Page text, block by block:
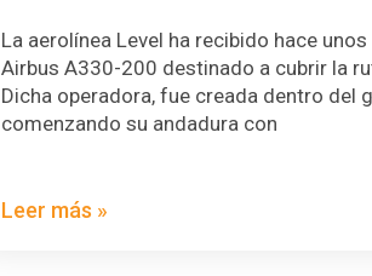
La aerolínea Level ha recibido hace
Airbus A330-200 destinado a cubrir la
Dicha operadora, fue creada dentro del
comenzando su andadura con
Leer más »